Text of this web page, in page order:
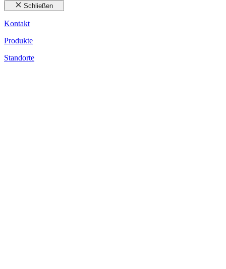
Schließen
Kontakt
Produkte
Standorte